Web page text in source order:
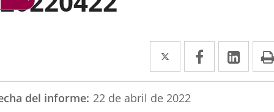
Twitter
Enlace
a
una
Facebook
Enlace
a
a
del informe 22 de abril de 2022